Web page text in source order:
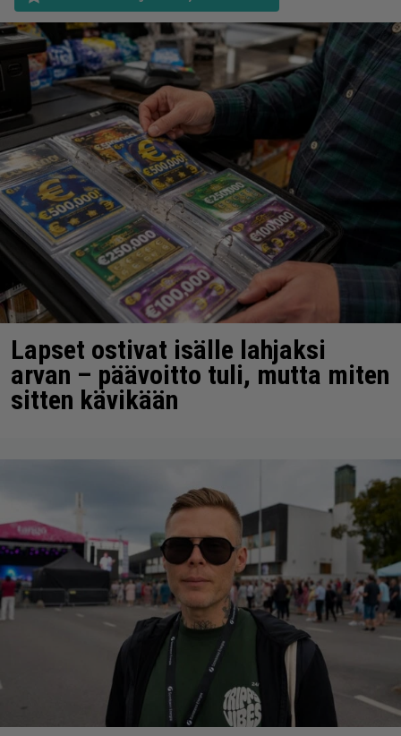
Lapset ostivat isälle lahjaksi
arvan – päävoitto tuli, mutta miten
sitten kävikään